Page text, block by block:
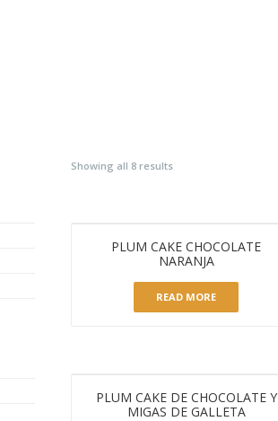
Showing all 8 results
PLUM CAKE CHOCOLATE
NARANJA
READ MORE
PLUM CAKE DE CHOCOLATE Y
MIGAS DE GALLETA